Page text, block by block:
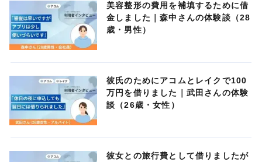
美容整形の費用を補填するために借
金しました｜森中さんの体験談（28
歳・男性）
彼氏のためにアコムとレイクで100
万円を借りました｜武田さんの体験
談（26歳・女性）
彼女との旅行費として借りましたが